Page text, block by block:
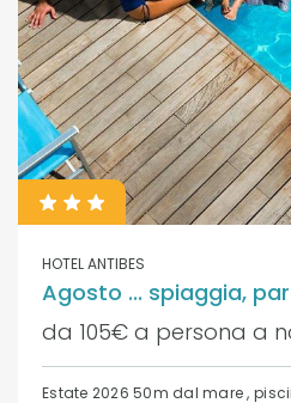
HOTEL ANTIBES
Agosto ... spiaggia,
da 105€ a persona a
Estate 2026 50m dal mare ,